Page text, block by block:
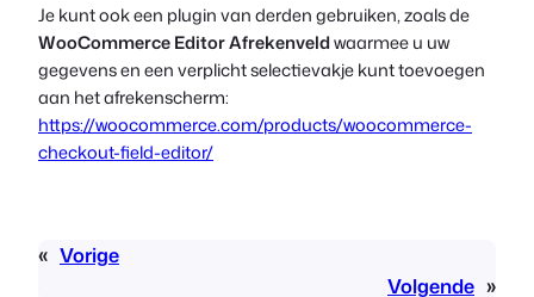
Je kunt ook een plugin van derden gebruiken, zoals de
WooCommerce Editor Afrekenveldwaarmee u uw
gegevens en een verplicht selectievakje kunt toevoegen
aan het afrekenscherm:
https://woocommerce.com/products/woocommerce-
checkout-field-editor/
« Vorige
Volgende »